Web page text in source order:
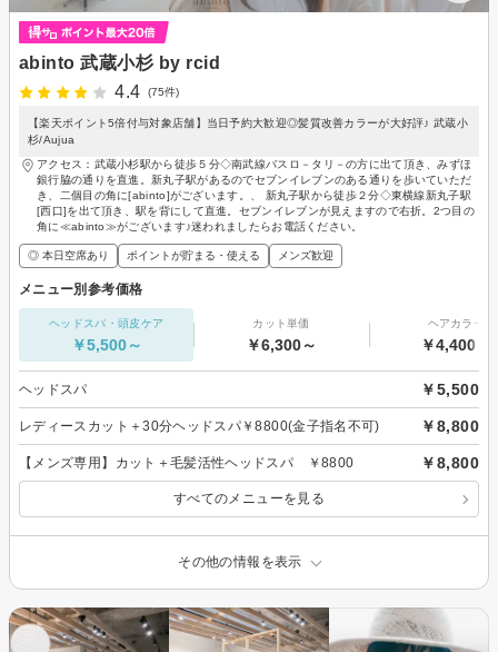
abinto 武蔵小杉 by rcid
4.4
(75件)
【楽天ポイント5倍付与対象店舗】当日予約大歓迎◎髪質改善カラーが大好評♪ 武蔵小
杉/Aujua
アクセス：武蔵小杉駅から徒歩５分◇南武線バスロ－タリ－の方に出て頂き、みずほ
銀行脇の通りを直進。新丸子駅があるのでセブンイレブンのある通りを歩いていただ
き、二個目の角に[abinto]がございます。、 新丸子駅から徒歩２分◇東横線新丸子駅
[西口]を出て頂き、駅を背にして直進。セブンイレブンが見えますので右折。2つ目の
角に≪abinto≫がございます♪迷われましたらお電話ください。
◎ 本日空席あり ポイントが貯まる・使える メンズ歓迎
メニュー別参考価格
ヘッドスパ・頭皮ケア
￥5,500～
カット単価
￥6,300～
ヘアカラー
￥4,400～
ヘッドスパ ￥5,500
レディースカット＋30分ヘッドスパ￥8800(金子指名不可) ￥8,800
【メンズ専用】カット＋毛髪活性ヘッドスパ ￥8800 ￥8,800
すべてのメニューを見る
その他の情報を表示